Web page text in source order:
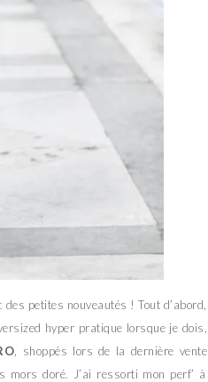
petites nouveautés ! Tout d’abord,
hyper pratique lorsque je dois,
, shoppés lors de la dernière vente
mors doré. J’ai ressorti mon perf’ à